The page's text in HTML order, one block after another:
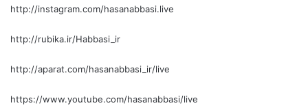
http://instagram.com/hasanabbasi.live
http://rubika.ir/Habbasi_ir
http://aparat.com/hasanabbasi_ir/live
https://www.youtube.com/hasanabbasi/live